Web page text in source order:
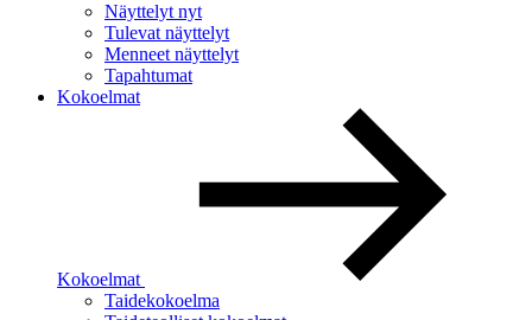
Näyttelyt nyt
Tulevat näyttelyt
Menneet näyttelyt
Tapahtumat
Kokoelmat
Kokoelmat
Taidekokoelma